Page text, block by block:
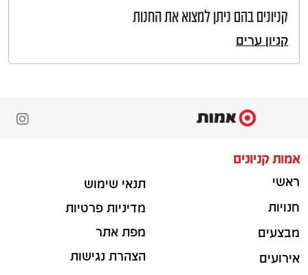
קניונים בהם ניתן למצוא את החנות
קניון ערים
אמות קניונים
ראשי
חנויות
מבצעים
אירועים
תנאי שימוש
מדיניות פרטיות
מפת אתר
הצהרת נגישות